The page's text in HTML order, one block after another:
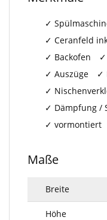
Ceranfeld
Backofen
Auszüge
Dämpfung /
vormontiert
Maße
Breite
Höhe